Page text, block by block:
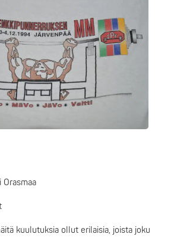
kuulutuksia ollut erilaisia, joista joku